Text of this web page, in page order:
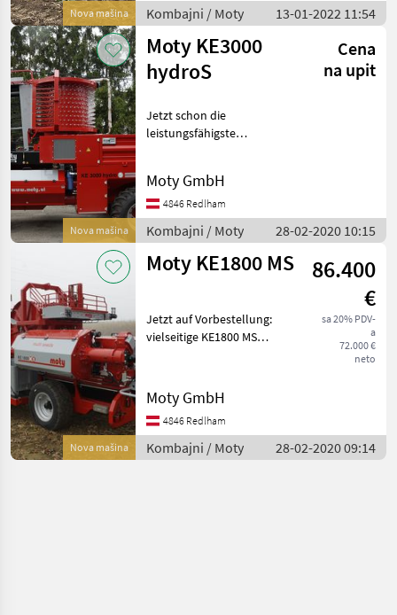
Nova mašina
Abmes
Kombajni / Moty 13-01-2022 11:54
Nova mašina
Moty KE3000
hydroS
Cena
na upit
Jetzt schon die
leistungsfähigste
die Saison 2027
vorbestellen!
Neumaschine: Moty KE3000
hydroS Baujahr: 2027
Moty GmbH
4846 Redlham
Kombajni / Moty 28-02-2020 10:15
Nova mašina
Moty KE1800 MS
86.400
€
sa 20% PDV-
a
72.000 €
neto
Jetzt auf Vorbestellung:
vielseitige KE1800 MS
für Kürbiskerne 4, 9 x 2, 1 x
2, 8 m (l x b x h) +/- 3.500 kg
ab 45 PS
Moty GmbH
4846 Redlham
Kombajni / Moty 28-02-2020 09:14